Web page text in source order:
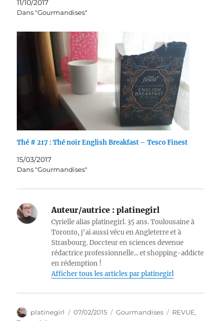
11/10/2017
Dans "Gourmandises"
Thé # 217 : Thé noir English Breakfast – Tesco Finest
15/03/2017
Dans "Gourmandises"
Auteur/autrice : platinegirl
Cyrielle alias platinegirl. 35 ans. Toulousaine à
Toronto, j'ai aussi vécu en Angleterre et à
Strasbourg. Doccteur en sciences devenue
rédactrice professionnelle... et shopping-addicte
en rédemption !
Afficher tous les articles par platinegirl
Auteur
platinegirl
Publié
07/02/2015 Catégories
Gourmandises Étiquettes
REVUE,